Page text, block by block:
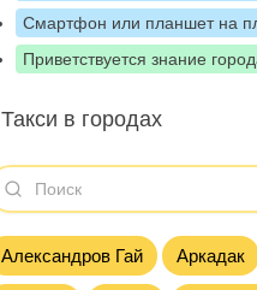
Смартфон или планшет на
Приветствуется знание
Такси в городах
Александров Гай Аркадак